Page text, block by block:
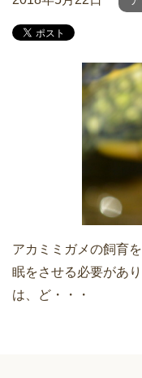
アカミミガメの飼育
眠をさせる必要があ
は、ど・・・